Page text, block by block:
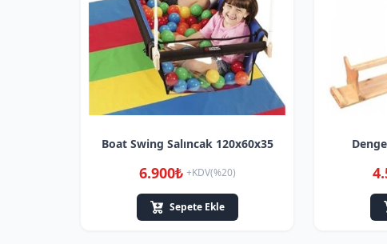
Boat Swing Salıncak 120x60x35
6.900₺ +KDV(%20)
Sepete Ekle